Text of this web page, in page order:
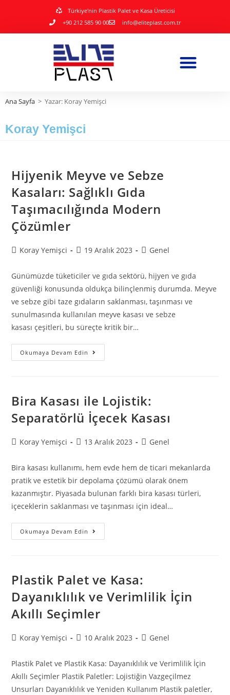
Türkiye'nin Plastik Palet ve Kasa Üreticisi
+90 212 585 90 00
info@eliteplast.com.tr
Ana Sayfa > Yazar: Koray Yemişci
Koray Yemişci
Hijyenik Meyve ve Sebze
Kasaları: Sağlıklı Gıda
Taşımacılığında Modern
Çözümler
Koray Yemişci 19 Aralık 2023 Genel
Günümüzde tüketiciler ve gıda sektörü, hijyen ve gıda
güvenliği konusunda oldukça bilinçlenmiş durumda. Meyve
ve sebze gibi taze gıdaların saklanması, taşınması ve
sunulmasında kullanılan meyve kasası ve sebze
kasası çeşitleri, bu süreçte kritik bir…
Okumaya Devam Edin
Bira Kasası ile Lojistik:
Separatörlü İçecek Kasası
Koray Yemişci 13 Aralık 2023 Genel
Bira kasası kullanımı, hem evde hem de ticari mekanlarda
pratik ve estetik bir depolama çözümü olarak önem
kazanmıştır. Piyasada bulunan farklı bira kasası türleri,
içeceklerin saklanması ve taşınması için ideal…
Okumaya Devam Edin
Plastik Palet ve Kasa:
Dayanıklılık ve Verimlilik İçin
Akıllı Seçimler
Koray Yemişci 10 Aralık 2023 Genel
Plastik Palet ve Plastik Kasa: Dayanıklılık ve Verimlilik İçin
Akıllı Seçimler Plastik Paletler: Lojistiğin Vazgeçilmez
Unsurları Dayanıklılık ve Yeniden Kullanım Plastik paletler,